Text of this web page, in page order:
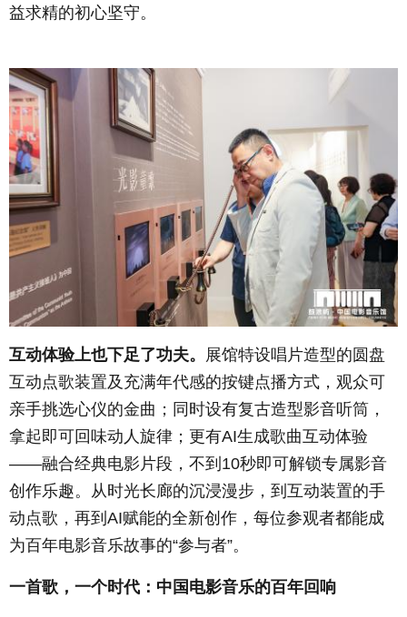
益求精的初心坚守。
互动体验上也下足了功夫。 展馆特设唱片造型的圆盘
互动点歌装置及充满年代感的按键点播方式，观众可
亲手挑选心仪的金曲；同时设有复古造型影音听筒，
拿起即可回味动人旋律；更有AI生成歌曲互动体验
——融合经典电影片段，不到 10秒即可解锁专属影音
创作乐趣。从时光长廊的沉浸漫步，到互动装置的手
动点歌，再到 AI赋能的全新创作，每位参观者都能成
为百年电影音乐故事的“参与者”。
一首歌，一个时代：中国电影音乐的百年回响